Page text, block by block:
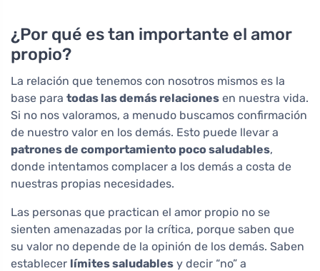
¿Por qué es tan importante el amor
propio?
La relación que tenemos con nosotros mismos es la
base para todas las demás relaciones en nuestra vida.
Si no nos valoramos, a menudo buscamos confirmación
de nuestro valor en los demás. Esto puede llevar a
patrones de comportamiento poco saludables,
donde intentamos complacer a los demás a costa de
nuestras propias necesidades.
Las personas que practican el amor propio no se
sienten amenazadas por la crítica, porque saben que
su valor no depende de la opinión de los demás. Saben
establecer límites saludables y decir “no” a